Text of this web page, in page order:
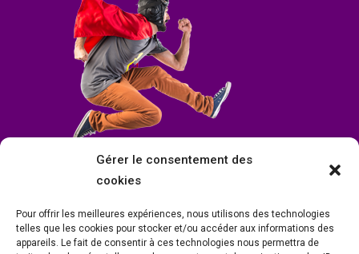
Gérer le consentement des
cookies
Pour offrir les meilleures expériences, nous utilisons des technologies
telles que les cookies pour stocker et/ou accéder aux informations des
appareils. Le fait de consentir à ces technologies nous permettra de